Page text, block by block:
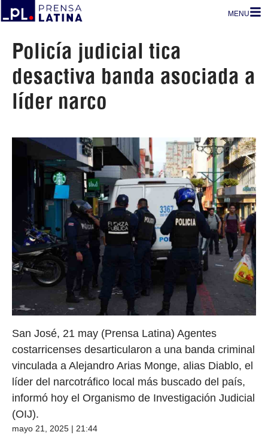
MENU
Policía judicial tica
desactiva banda asociada a
líder narco
San José, 21 may (Prensa Latina) Agentes
costarricenses desarticularon a una banda criminal
vinculada a Alejandro Arias Monge, alias Diablo, el
líder del narcotráfico local más buscado del país,
informó hoy el Organismo de Investigación Judicial
(OIJ).
mayo 21, 2025 | 21:44